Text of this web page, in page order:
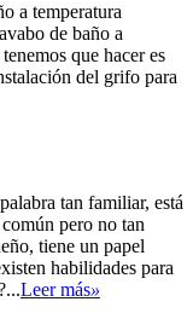
a temperatura
de baño a
que hacer es
del grifo para
tan familiar, está
pero no tan
tiene un papel
habilidades para
Leer más»